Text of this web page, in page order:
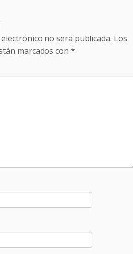
no será publicada. Los
marcados con *